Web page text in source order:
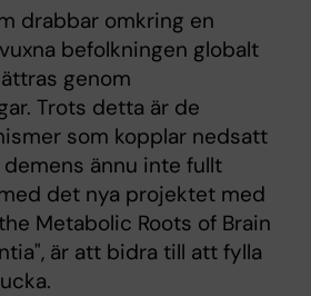
drabbar omkring en
befolkningen globalt
genom
Trots detta är de
som kopplar nedsatt
ännu inte fullt
det nya projektet med
Metabolic Roots of Brain
är att bidra till att fylla